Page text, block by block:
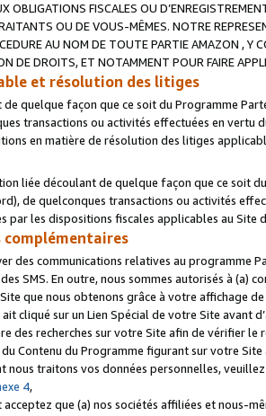
OBLIGATIONS FISCALES OU
OU DE VOUS-MÊMES. NOTRE
AU NOM DE TOUTE PARTIE AMAZON , Y
DE DROITS, ET NOTAMMENT POUR FAIRE
et résolution des litiges
quelque façon que ce soit du Programme
transactions ou activités effectuées en vertu
en matière de résolution des litiges
liée découlant de quelque façon que ce soit
de quelconques transactions ou activités
par les dispositions fiscales applicables au Site
complémentaires
des communications relatives au programme
SMS. En outre, nous sommes autorisés à
que nous obtenons grâce à votre affichage
cliqué sur un Lien Spécial de votre Site avant
des recherches sur votre Site afin de vérifier
Contenu du Programme figurant sur votre
nous traitons vos données personnelles,
4,
acceptez que (a) nos sociétés affiliées et nous-